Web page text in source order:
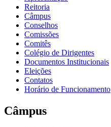
Reitoria
Câmpus
Conselhos
Comissões
Comitês
Colégio de Dirigentes
Documentos Institucionais
Eleições
Contatos
Horário de Funcionamento
Câmpus